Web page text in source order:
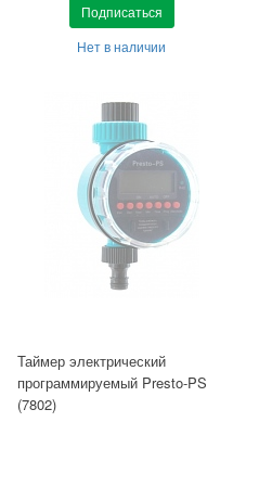
Подписаться
Нет в наличии
Таймер электрический
программируемый Presto-PS
(7802)